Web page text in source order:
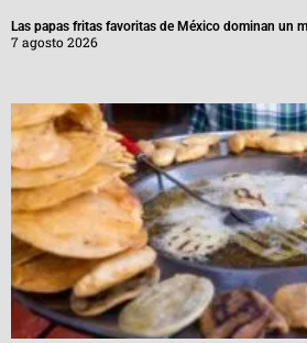
Las papas fritas favoritas de México dominan un
7 agosto 2026